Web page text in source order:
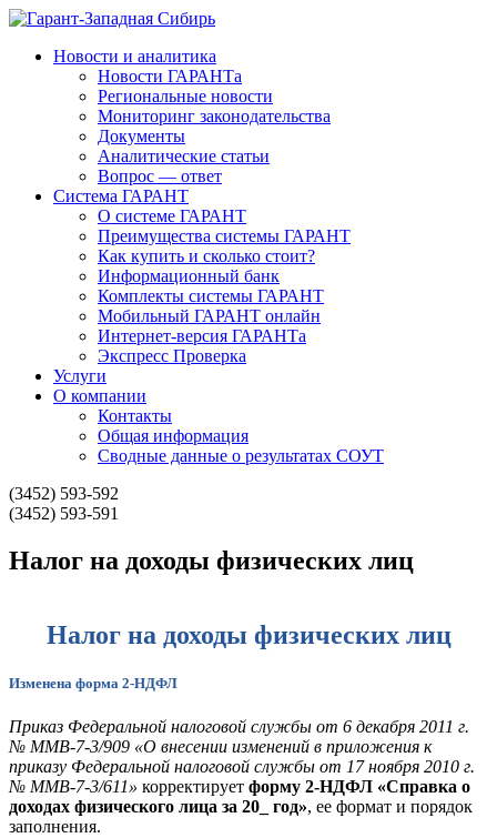
Новости и аналитика
Новости ГАРАНТа
Региональные новости
Мониторинг законодательства
Документы
Аналитические статьи
Вопрос — ответ
Система ГАРАНТ
О системе ГАРАНТ
Преимущества системы ГАРАНТ
Как купить и сколько стоит?
Информационный банк
Комплекты системы ГАРАНТ
Мобильный ГАРАНТ онлайн
Интернет-версия ГАРАНТа
Экспресс Проверка
Услуги
О компании
Контакты
Общая информация
Сводные данные о результатах СОУТ
(3452) 593-592
(3452) 593-591
Налог на доходы физических лиц
Налог на доходы физических лиц
Изменена форма 2-НДФЛ
Приказ Федеральной налоговой службы от 6 декабря 2011 г.
№ ММВ-7-3/909 «О внесении изменений в приложения к
приказу Федеральной налоговой службы от 17 ноября 2010 г.
№ ММВ-7-3/611» корректирует форму 2-НДФЛ «Справка о
доходах физического лица за 20_ год», ее формат и порядок
заполнения.